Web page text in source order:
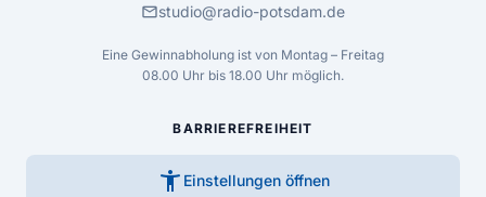
mailstudio@radio-potsdam.de
Eine Gewinnabholung ist von Montag – Freitag
08.00 Uhr bis 18.00 Uhr möglich.
BARRIEREFREIHEIT
accessibility_new Einstellungen öffnen